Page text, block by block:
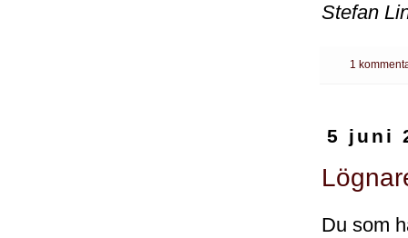
Stefan
1
5 juni
Du som